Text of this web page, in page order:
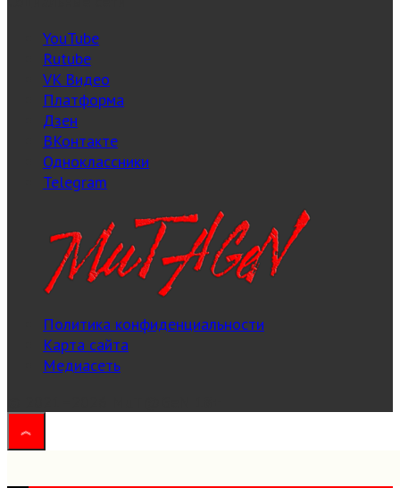
YouTube
Rutube
VK Видео
Платформа
Дзен
ВКонтакте
Одноклассники
Telegram
Политика конфиденциальности
Карта сайта
Медиасеть